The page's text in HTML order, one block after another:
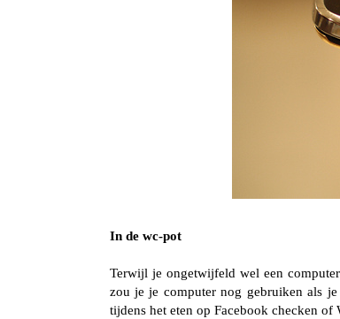
In de wc-pot
Terwijl je ongetwijfeld wel een
zou je je computer nog gebruiken als
tijdens het eten op Facebook checken